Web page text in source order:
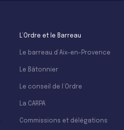
L’Ordre et le Barreau
Le barreau d’Aix-en-Provence
Le Bâtonnier
Le conseil de l’Ordre
La CARPA
Commissions et délégations